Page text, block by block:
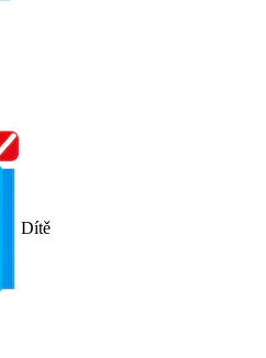
Dítě